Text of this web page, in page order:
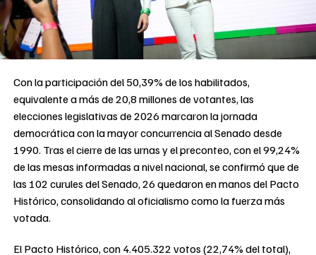
Con la participación del 50,39% de los habilitados,
equivalente a más de 20,8 millones de votantes, las
elecciones legislativas de 2026 marcaron la jornada
democrática con la mayor concurrencia al Senado desde
1990. Tras el cierre de las urnas y el preconteo, con el 99,24%
de las mesas informadas a nivel nacional, se confirmó que de
las 102 curules del Senado, 26 quedaron en manos del Pacto
Histórico, consolidando al oficialismo como la fuerza más
votada.
El Pacto Histórico, con 4.405.322 votos (22,74% del total),